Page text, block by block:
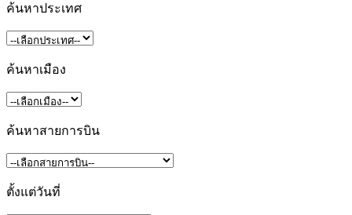
ค้นหาประเทศ
ค้นหาเมือง
ค้นหาสายการบิน
ตั้งแต่วันที่